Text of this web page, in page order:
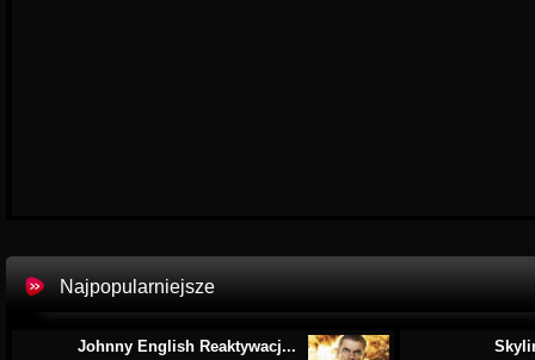
Najpopularniejsze
Johnny English Reaktywacj...